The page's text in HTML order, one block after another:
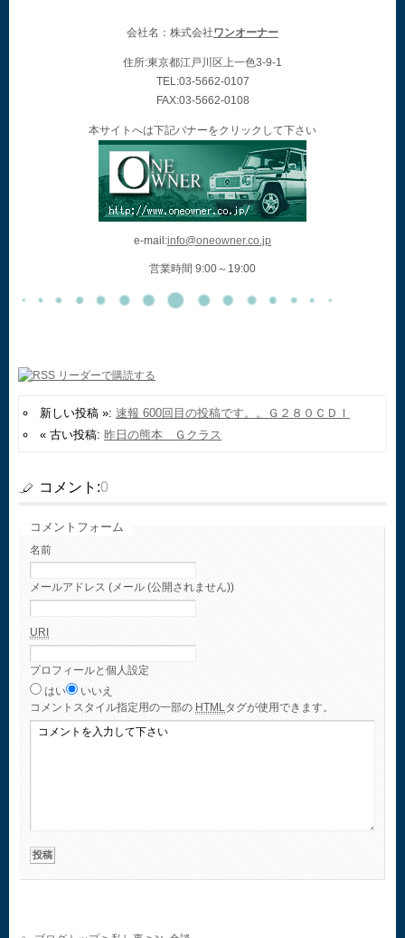
会社名：株式会社ワンオーナー
住所:東京都江戸川区上一色3-9-1
TEL:03-5662-0107
FAX:03-5662-0108
本サイトへは下記バナーをクリックして下さい
e-mail:info@oneowner.co.jp
営業時間 9:00～19:00
新しい投稿 »: 速報 600回目の投稿です。。Ｇ２８０ＣＤＩ
« 古い投稿: 昨日の熊本 Ｇクラス
コメント:0
コメントフォーム
名前
メールアドレス (メール (公開されません))
URI
プロフィールと個人設定
はい
いいえ
コメント スタイル指定用の一部の HTMLタグが使用できます。